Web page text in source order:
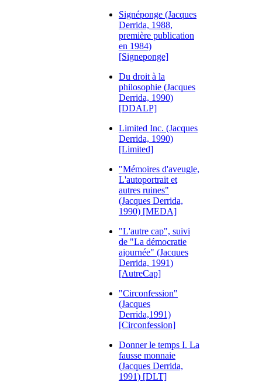
Signéponge (Jacques
Derrida, 1988,
première publication
en 1984)
[Signeponge]
Du droit à la
philosophie (Jacques
Derrida, 1990)
[DDALP]
Limited Inc. (Jacques
Derrida, 1990)
[Limited]
"Mémoires d'aveugle,
L'autoportrait et
autres ruines"
(Jacques Derrida,
1990) [MEDA]
"L'autre cap", suivi
de "La démocratie
ajournée" (Jacques
Derrida, 1991)
[AutreCap]
"Circonfession"
(Jacques
Derrida,1991)
[Circonfession]
Donner le temps I. La
fausse monnaie
(Jacques Derrida,
1991) [DLT]